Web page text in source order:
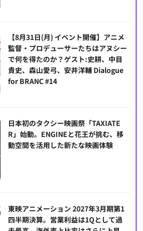
【8月31日(月) イベント開催】アニメ
監督・プロデューサーたちはアヌシー
で何を得たのか？ゲスト:史耕、中目
貴史、森山愛弓、安井洋輔 Dialogue
for BRANC #14
日本初のタクシー映画祭「TAXIATE
R」始動。ENGINEと花王が挑む、移
動空間を活用した新たな映画体験
東映アニメーション 2027年3月期第1
四半期決算。営業利益は1Qとして過